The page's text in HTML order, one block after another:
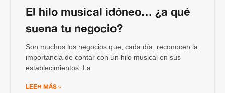
El hilo musical idóneo… ¿a qué
suena tu negocio?
Son muchos los negocios que, cada día, reconocen la
importancia de contar con un hilo musical en sus
establecimientos. La
LEER MÁS »